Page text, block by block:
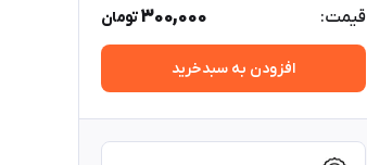
قیمت: 300,000تومان
افزودن به سبدخرید